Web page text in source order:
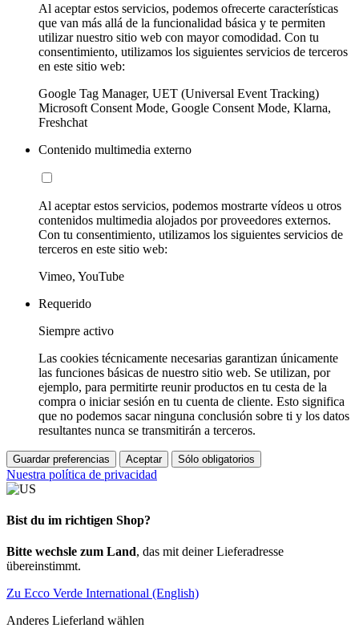
Al aceptar estos servicios, podemos ofrecerte características
que van más allá de la funcionalidad básica y te permiten
utilizar nuestro sitio web con mayor comodidad. Con tu
consentimiento, utilizamos los siguientes servicios de terceros
en este sitio web:
Google Tag Manager, UET (Universal Event Tracking)
Microsoft Consent Mode, Google Consent Mode, Klarna,
Freshchat
Contenido multimedia externo
Al aceptar estos servicios, podemos mostrarte vídeos u otros
contenidos multimedia alojados por proveedores externos.
Con tu consentimiento, utilizamos los siguientes servicios de
terceros en este sitio web:
Vimeo, YouTube
Requerido
Siempre activo
Las cookies técnicamente necesarias garantizan únicamente
las funciones básicas de nuestro sitio web. Se utilizan, por
ejemplo, para permitirte reunir productos en tu cesta de la
compra o iniciar sesión en tu cuenta de cliente. Esto significa
que no podemos sacar ninguna conclusión sobre ti y los datos
resultantes nunca se transmitirán a terceros.
Guardar preferencias Aceptar Sólo obligatorios
Nuestra política de privacidad
Bist du im richtigen Shop?
Bitte wechsle zum Land, das mit deiner Lieferadresse
übereinstimmt.
Zu Ecco Verde International (English)
Anderes Lieferland wählen